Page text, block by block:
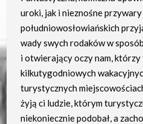
uroki, jak i nieznośne przywary
południowosłowiańskich
wady swych rodaków w
i otwierający oczy nam, którzy
kilkutygodniowych
turystycznych
żyją ci ludzie, którym
niekoniecznie podobał, a